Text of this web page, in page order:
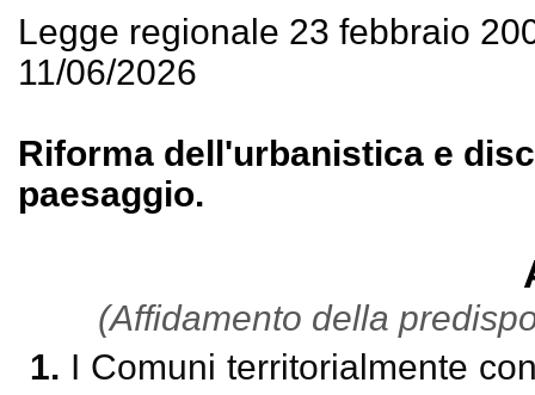
Legge regionale 23 febbraio
11/06/2026
Riforma dell'urbanistica e
paesaggio.
(Affidamento della
1. I Comuni territorialmente